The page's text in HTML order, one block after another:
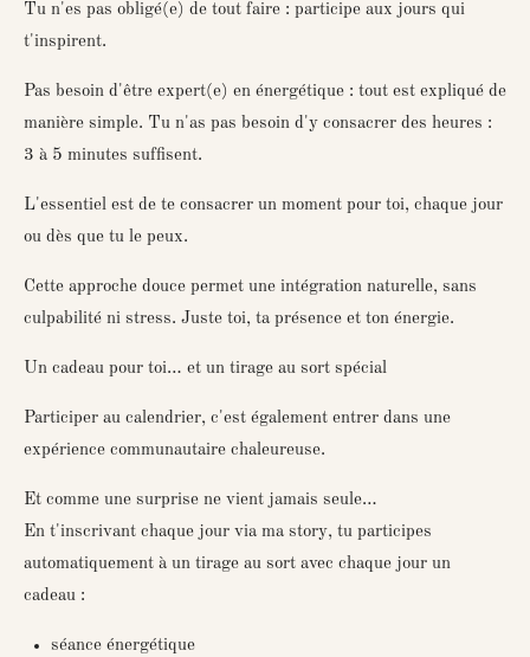
Tu n'es pas obligé(e) de tout faire : participe aux jours qui
t'inspirent.
Pas besoin d'être expert(e) en énergétique : tout est expliqué de
manière simple. Tu n'as pas besoin d'y consacrer des heures :
3 à 5 minutes suffisent.
L'essentiel est de te consacrer un moment pour toi, chaque jour
ou dès que tu le peux.
Cette approche douce permet une intégration naturelle, sans
culpabilité ni stress. Juste toi, ta présence et ton énergie.
Un cadeau pour toi… et un tirage au sort spécial
Participer au calendrier, c'est également entrer dans une
expérience communautaire chaleureuse.
Et comme une surprise ne vient jamais seule…
En t'inscrivant chaque jour via ma story, tu participes
automatiquement à un tirage au sort avec chaque jour un
cadeau :
séance énergétique